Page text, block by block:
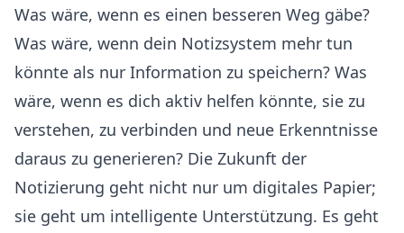
Was wäre, wenn es einen besseren Weg gäbe?
Was wäre, wenn dein Notizsystem mehr tun
könnte als nur Information zu speichern? Was
wäre, wenn es dich aktiv helfen könnte, sie zu
verstehen, zu verbinden und neue Erkenntnisse
daraus zu generieren? Die Zukunft der
Notizierung geht nicht nur um digitales Papier;
sie geht um intelligente Unterstützung. Es geht